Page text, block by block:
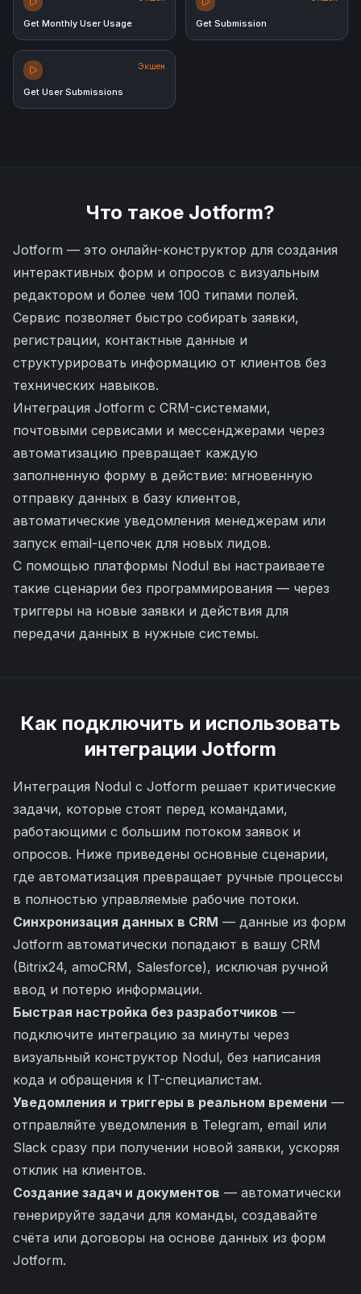
Get Monthly User Usage Get Submission
Экшен
Get User Submissions
Что такое Jotform?
Jotform — это онлайн-конструктор для создания
интерактивных форм и опросов с визуальным
редактором и более чем 100 типами полей.
Сервис позволяет быстро собирать заявки,
регистрации, контактные данные и
структурировать информацию от клиентов без
технических навыков.
Интеграция Jotform с CRM-системами,
почтовыми сервисами и мессенджерами через
автоматизацию превращает каждую
заполненную форму в действие: мгновенную
отправку данных в базу клиентов,
автоматические уведомления менеджерам или
запуск email-цепочек для новых лидов.
С помощью платформы Nodul вы настраиваете
такие сценарии без программирования — через
триггеры на новые заявки и действия для
передачи данных в нужные системы.
Как подключить и использовать
интеграции Jotform
Интеграция Nodul с Jotform решает критические
задачи, которые стоят перед командами,
работающими с большим потоком заявок и
опросов. Ниже приведены основные сценарии,
где автоматизация превращает ручные процессы
в полностью управляемые рабочие потоки.
Синхронизация данных в CRM — данные из форм
Jotform автоматически попадают в вашу CRM
(Bitrix24, amoCRM, Salesforce), исключая ручной
ввод и потерю информации.
Быстрая настройка без разработчиков —
подключите интеграцию за минуты через
визуальный конструктор Nodul, без написания
кода и обращения к IT-специалистам.
Уведомления и триггеры в реальном времени —
отправляйте уведомления в Telegram, email или
Slack сразу при получении новой заявки, ускоряя
отклик на клиентов.
Создание задач и документов — автоматически
генерируйте задачи для команды, создавайте
счёта или договоры на основе данных из форм
Jotform.